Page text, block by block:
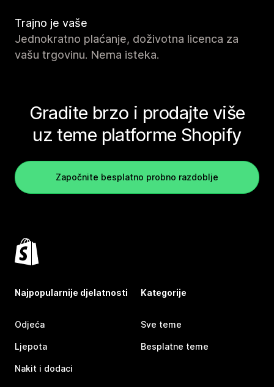
Trajno je vaše
Jednokratno plaćanje, doživotna licenca za
vašu trgovinu. Nema isteka.
Gradite brzo i prodajte više
uz teme platforme Shopify
Započnite besplatno probno razdoblje
Najpopularnije djelatnosti
Odjeća
Ljepota
Nakit i dodaci
Kategorije
Sve teme
Besplatne teme